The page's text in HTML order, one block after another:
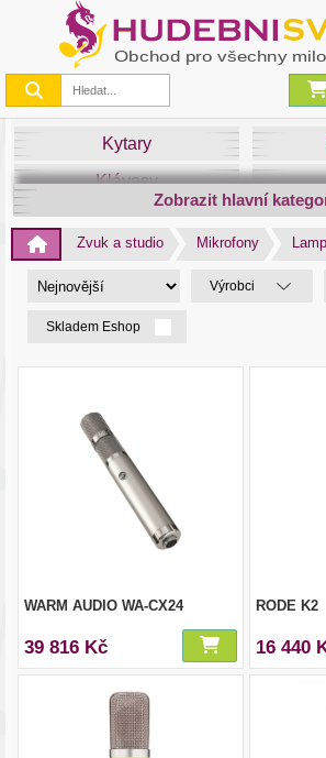
Kytary
Klávesy
Smyčce
Zvuk&Studio
Zobrazit hlavní
Zvuk a studio Mikrofony
Výrobci
Skladem Eshop
WARM AUDIO WA-CX24
39 816 Kč
RODE K2
16 440